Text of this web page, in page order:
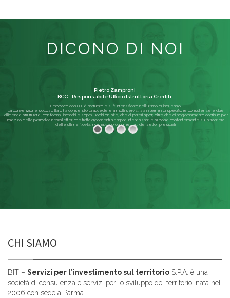
DICONO DI NOI
Il rapporto con BIT è maturato e si è intensificato nell'ultimo quinquennio.
La convenzione sottoscritta ci ha consentito di accedere a molti servizi, sia in termini di specifiche consulenze e due
diligence strutturate, con formali incarichi e sopralluoghi on-site, che di pareri spot; oltre che di aggiornamento continuo per
mezzo della periodica newsletter, che tratta argomenti sempre interessanti e si pone costantemente sulla frontiera
delle ultime Novità, normative o commerciali, dei settori presidiati.
Pietro Zamproni
BCC - Responsabile Ufficio Istruttoria Crediti
Leggi di più
CHI SIAMO
BIT – Servizi per l’investimento sul territorio S.P.A. è una
società di consulenza e servizi per lo sviluppo del territorio, nata nel
2006 con sede a Parma.